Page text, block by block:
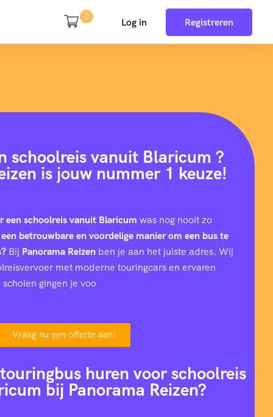
0 Log in Registreren
schoolreis vanuit Blaricum ?
is jouw nummer 1 keuze!
een schoolreis vanuit Blaricum was nog nooit zo
betrouwbare en voordelige manier om een bus te
Bij Panorama Reizen ben je aan het juiste adres. Wij
met moderne touringcars en ervaren
gingen je voo
Vraag nu een offerte aan!
huren voor schoolreis
bij Panorama Reizen?